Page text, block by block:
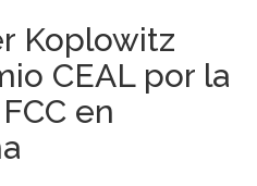
Koplowitz
CEAL por la
en